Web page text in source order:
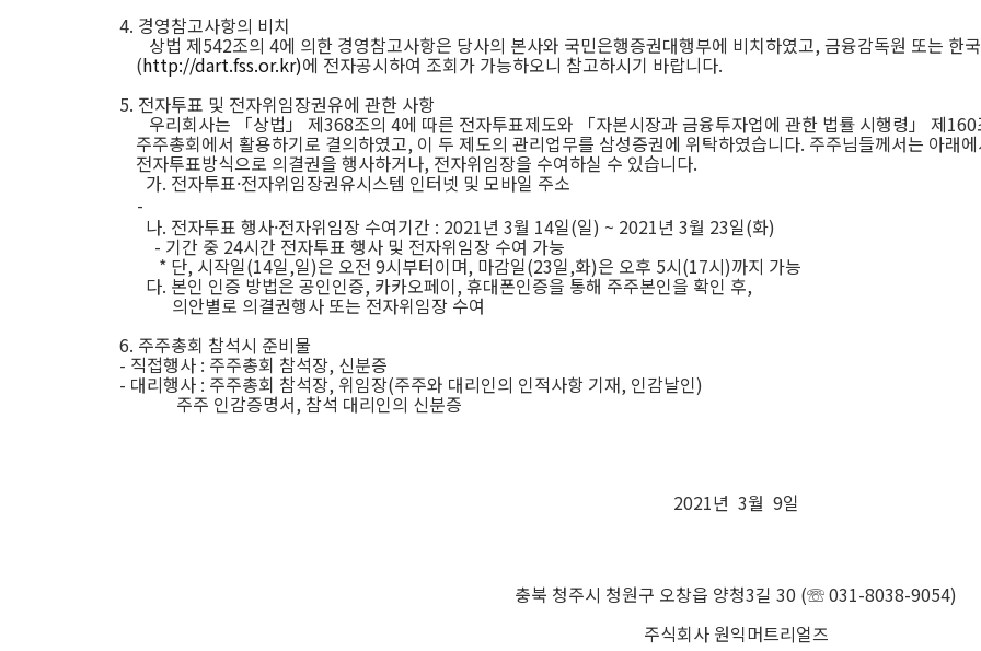
4. 경영참고사항의 비치
상법 제542조의 4에 의한 경영참고사항은 당사의 본사와 국민은행증권대행부에 비치하였고,금융감독원 또는 한
(http://dart.fss.or.kr)에 전자공시하여 조회가 가능하오니 참고하시기 바랍니다.
5. 전자투표 및 전자위임장권유에 관한 사항
우리회사는 「상법」 제368조의 4에 따른 전자투표제도와 「자본시장과 금융투자업에 관한 법률 시행령」 제160
주주총회에서 활용하기로 결의하였고, 이 두 제도의 관리업무를 삼성증권에 위탁하였습니다. 주주님들께서는 아래
전자투표방식으로 의결권을 행사하거나, 전자위임장을 수여하실 수 있습니다.
가. 전자투표·전자위임장권유시스템 인터넷 및 모바일 주소
-
나. 전자투표 행사·전자위임장 수여기간 : 2021년 3월 14일(일) ~ 2021년 3월 23일(화)
- 기간 중 24시간 전자투표 행사 및 전자위임장 수여 가능
* 단, 시작일(14일,일)은 오전 9시부터이며, 마감일(23일,화)은 오후 5시(17시)까지 가능
다. 본인 인증 방법은 공인인증, 카카오페이,휴대폰인증을 통해 주주본인을 확인 후,
의안별로 의결권행사 또는 전자위임장 수여
6. 주주총회 참석시 준비물
- 직접행사 : 주주총회 참석장, 신분증
- 대리행사 : 주주총회 참석장, 위임장(주주와 대리인의 인적사항 기재, 인감날인)
주주 인감증명서, 참석 대리인의 신분증
2021년 3월 9일
충북 청주시 청원구 오창읍 양청3길 30 (☏031-8038-9054)
주식회사 원익머트리얼즈